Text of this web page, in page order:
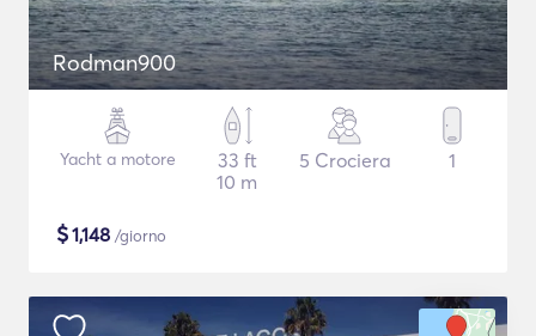
Rodman900
Yacht a motore
33 ft
10 m
5 Crociera 1
$1,148 /giorno